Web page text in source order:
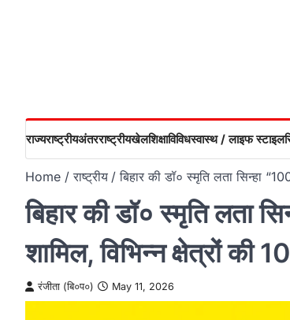
राज्यराष्ट्रीयअंतरराष्ट्रीयखेलशिक्षाविविधस्वास्थ / लाइफ स्टाइल
Home राष्ट्रीय बिहार की डॉ० स्मृति लता सिन्हा
बिहार की डॉ० स्मृति लता
शामिल, विभिन्न क्षेत्रों की
रंजीता (बि०प०) May 11, 2026